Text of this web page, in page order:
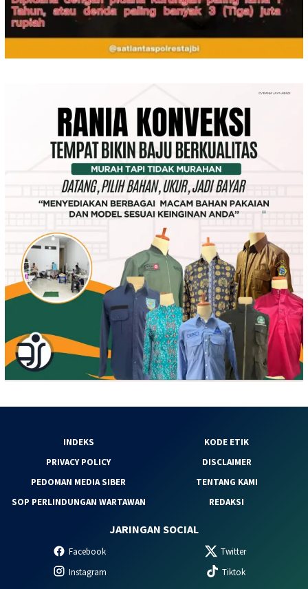
INDEKS
KODE ETIK
PRIVACY POLICY
DISCLAIMER
PEDOMAN MEDIA SIBER
TENTANG KAMI
SOP PERLINDUNGAN WARTAWAN
REDAKSI
JARINGAN SOCIAL
Facebook
Twitter
Instagram
Tiktok